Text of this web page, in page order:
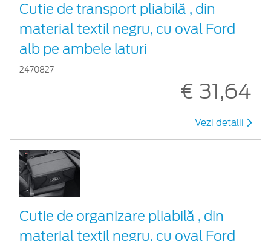
Cutie de transport pliabilă , din
material textil negru, cu oval Ford
alb pe ambele laturi
2470827
€ 31,64
Vezi detalii
Cutie de organizare pliabilă , din
material textil negru, cu oval Ford